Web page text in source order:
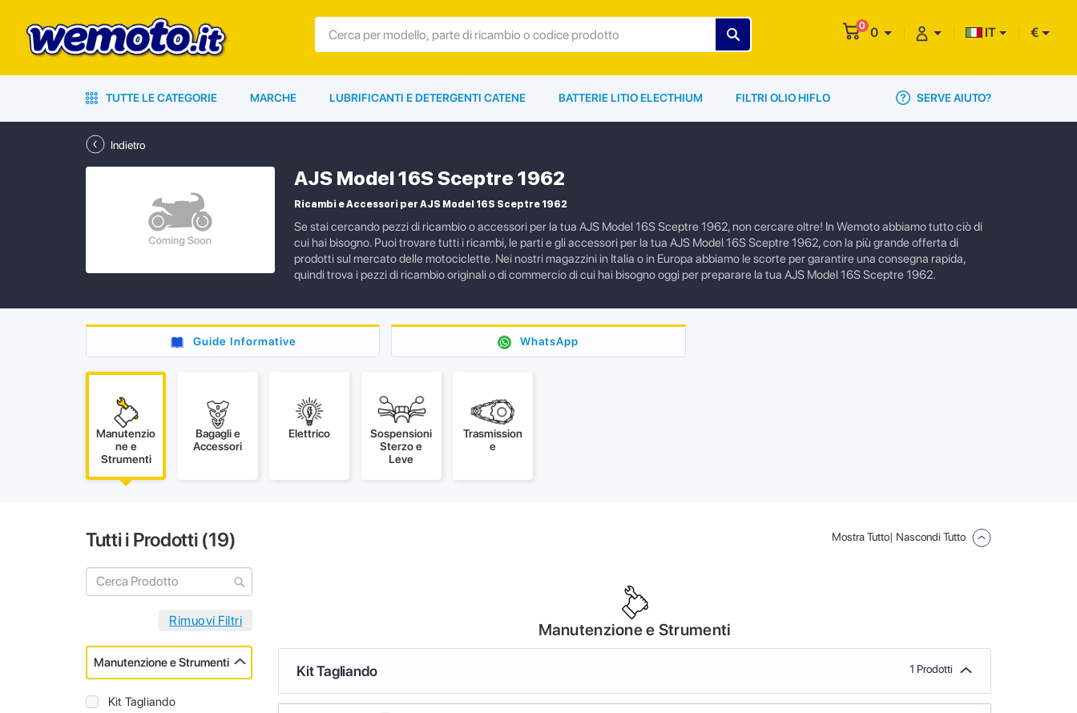
0 0 IT €
TUTTE LE CATEGORIE MARCHE LUBRIFICANTI E DETERGENTI CATENE BATTERIE LITIO ELECTHIUM FILTRI OLIO HIFLO SERVE AIUTO?
Indietro
AJS Model 16S Sceptre 1962
Ricambi e Accessori per AJS Model 16S Sceptre 1962
Se stai cercando pezzi di ricambio o accessori per la tua AJS Model 16S Sceptre 1962, non cercare oltre! In Wemoto abbiamo tutto ciò di
cui hai bisogno. Puoi trovare tutti i ricambi, le parti e gli accessori per la tua AJS Model 16S Sceptre 1962, con la più grande offerta di
prodotti sul mercato delle motociclette. Nei nostri magazzini in Italia o in Europa abbiamo le scorte per garantire una consegna rapida,
quindi trova i pezzi di ricambio originali o di commercio di cui hai bisogno oggi per preparare la tua AJS Model 16S Sceptre 1962.
Guide Informative WhatsApp
Manutenzio
ne e
Strumenti
Bagagli e
Accessori
Elettrico
Sospensioni
Sterzo e
Leve
Trasmission
e
Tutti i Prodotti (19)
Manutenzione e Strumenti
Kit Tagliando
Mostra Tutto| Nascondi Tutto
Manutenzione e Strumenti
Kit Tagliando 1 Prodotti